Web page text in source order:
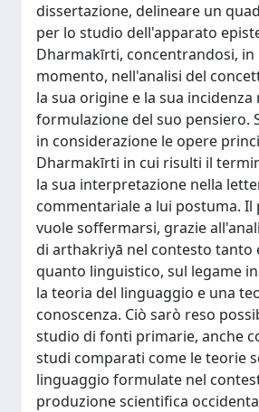
dissertazione, delineare un
per lo studio dell'apparato
Dharmakīrti, concentrandosi, in
momento, nell'analisi del
la sua origine e la sua incidenza
formulazione del suo pensiero.
in considerazione le opere
Dharmakīrti in cui risulti il
la sua interpretazione nella
commentariale a lui postuma. Il
vuole soffermarsi, grazie
di arthakriyā nel contesto tanto
quanto linguistico, sul legame
la teoria del linguaggio e una
conoscenza. Ciò sarò reso
studio di fonti primarie, anche
studi comparati come le teorie
linguaggio formulate nel
produzione scientifica